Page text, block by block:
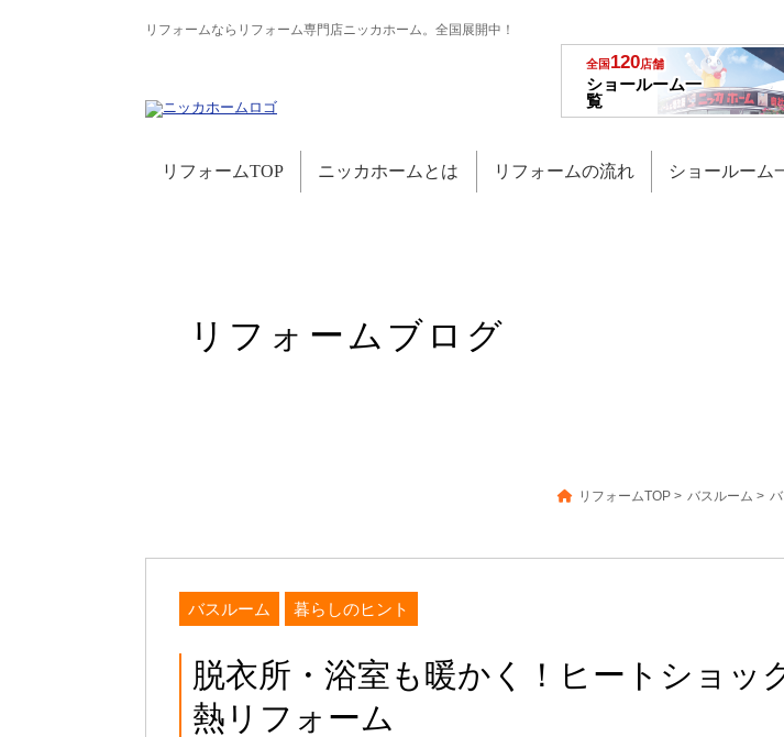
リフォームならリフォーム専門店ニッカホーム。全国展開中！
全国120店舗
ショールーム一
覧
リフォームTOP ニッカホームとは リフォームの流れ ショールーム
リフォームブログ
リフォームTOP > バスルーム >
バスルーム 暮らしのヒント
脱衣所・浴室も暖かく！ヒートショッ
熱リフォーム